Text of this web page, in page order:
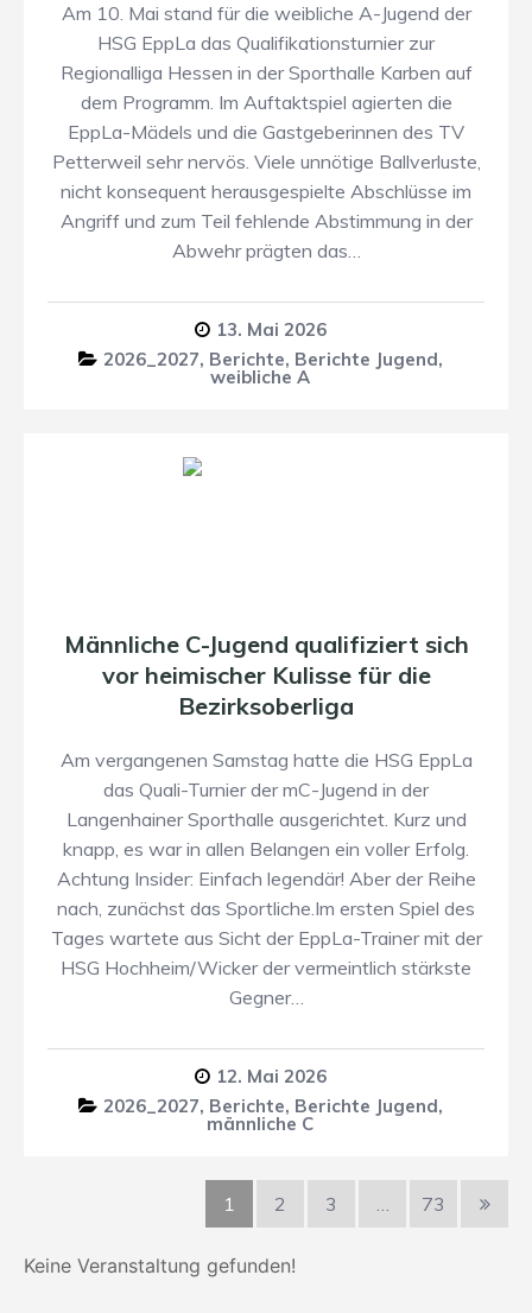
Am 10. Mai stand für die weibliche A-Jugend der
HSG EppLa das Qualifikationsturnier zur
Regionalliga Hessen in der Sporthalle Karben auf
dem Programm. Im Auftaktspiel agierten die
EppLa-Mädels und die Gastgeberinnen des TV
Petterweil sehr nervös. Viele unnötige Ballverluste,
nicht konsequent herausgespielte Abschlüsse im
Angriff und zum Teil fehlende Abstimmung in der
Abwehr prägten das…
13. Mai 2026
2026_2027, Berichte, Berichte Jugend,
weibliche A
Männliche C-Jugend qualifiziert sich
vor heimischer Kulisse für die
Bezirksoberliga
Am vergangenen Samstag hatte die HSG EppLa
das Quali-Turnier der mC-Jugend in der
Langenhainer Sporthalle ausgerichtet. Kurz und
knapp, es war in allen Belangen ein voller Erfolg.
Achtung Insider: Einfach legendär! Aber der Reihe
nach, zunächst das Sportliche.Im ersten Spiel des
Tages wartete aus Sicht der EppLa-Trainer mit der
HSG Hochheim/Wicker der vermeintlich stärkste
Gegner…
12. Mai 2026
2026_2027, Berichte, Berichte Jugend,
männliche C
1 2 3 … 73
Keine Veranstaltung gefunden!